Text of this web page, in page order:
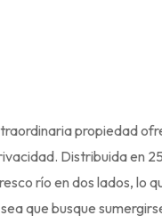
propiedad
Distribuida en
río en dos lados, lo
que busque